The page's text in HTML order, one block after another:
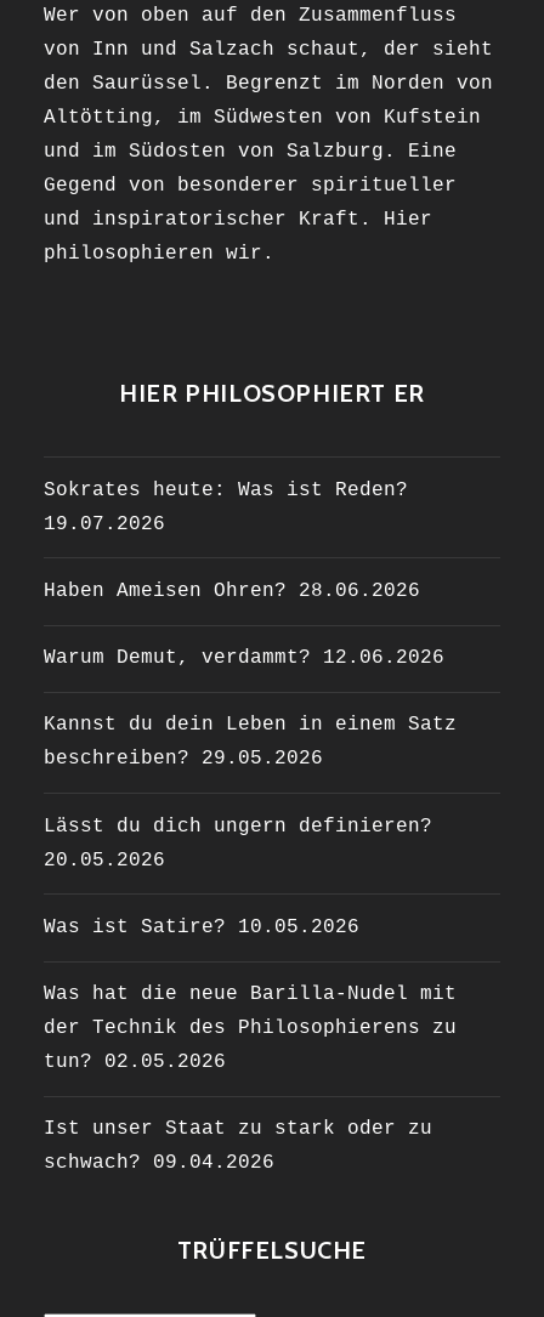
Wer von oben auf den Zusammenfluss
von Inn und Salzach schaut, der sieht
den Saurüssel. Begrenzt im Norden von
Altötting, im Südwesten von Kufstein
und im Südosten von Salzburg. Eine
Gegend von besonderer spiritueller
und inspiratorischer Kraft. Hier
philosophieren wir.
HIER PHILOSOPHIERT ER
Sokrates heute: Was ist Reden?
19.07.2026
Haben Ameisen Ohren? 28.06.2026
Warum Demut, verdammt? 12.06.2026
Kannst du dein Leben in einem Satz
beschreiben?
29.05.2026
Lässt du dich ungern definieren?
20.05.2026
Was ist Satire? 10.05.2026
Was hat die neue Barilla-Nudel mit
der Technik des Philosophierens zu
tun?
02.05.2026
Ist unser Staat zu stark oder zu
schwach?
09.04.2026
TRÜFFELSUCHE